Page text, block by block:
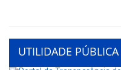
UTILIDADE PÚBLICA